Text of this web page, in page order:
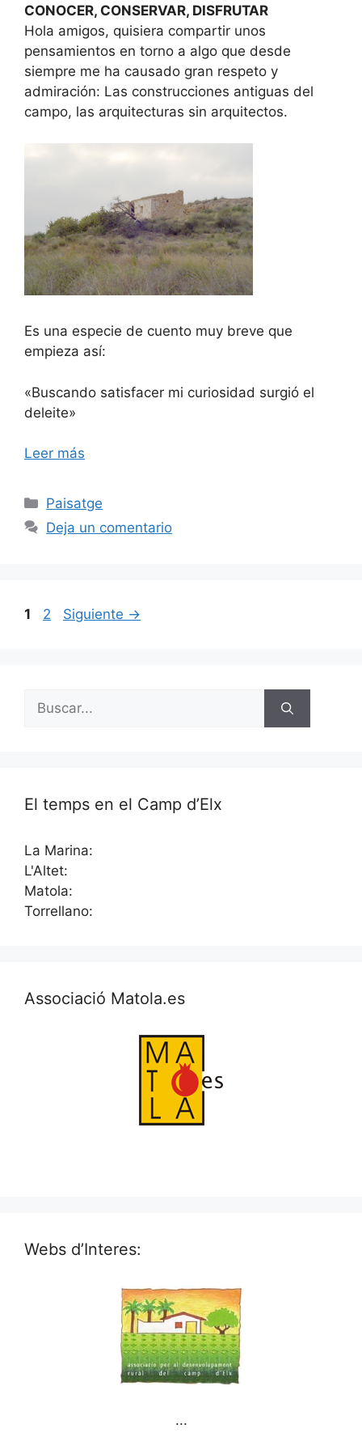
CONOCER, CONSERVAR, DISFRUTAR
Hola amigos, quisiera compartir unos
pensamientos en torno a algo que desde
siempre me ha causado gran respeto y
admiración: Las construcciones antiguas del
campo, las arquitecturas sin arquitectos.
Es una especie de cuento muy breve que
empieza así:
«Buscando satisfacer mi curiosidad surgió el
deleite»
Leer más
Categorías
Paisatge
Deja un comentario
Página
1 Página
2 Siguiente →
Buscar:
El temps en el Camp d’Elx
La Marina:
L'Altet:
Matola:
Torrellano:
Associació Matola.es
Webs d’Interes:
...